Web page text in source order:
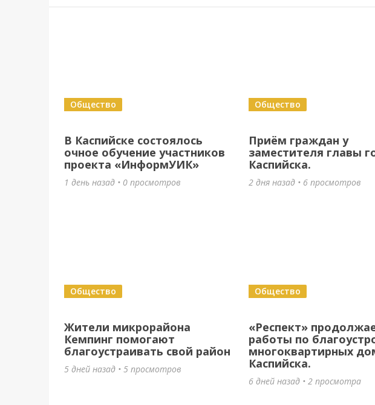
В Каспийске состоялось
очное обучение участников
проекта «ИнформУИК»
Общество
1 день назад • 0 просмотров
Приём граждан у
заместителя главы
Каспийска.
Общество
2 дня назад • 6 просмотров
Жители микрорайона
Кемпинг помогают
благоустраивать свой район
Общество
5 дней назад • 5 просмотров
«Респект»
работы по
многоквартирных
Каспийска.
Общество
6 дней назад • 2 просмотра